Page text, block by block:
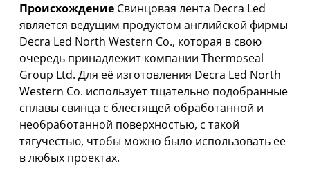
Происхождение Свинцовая лента Decra Led
является ведущим продуктом английской фирмы
Decra Led North Western Co., которая в свою
очередь принадлежит компании Thermoseal
Group Ltd. Для её изготовления Decra Led North
Western Co. использует тщательно подобранные
сплавы свинца с блестящей обработанной и
необработанной поверхностью, с такой
тягучестью, чтобы можно было использовать ее
в любых проектах.